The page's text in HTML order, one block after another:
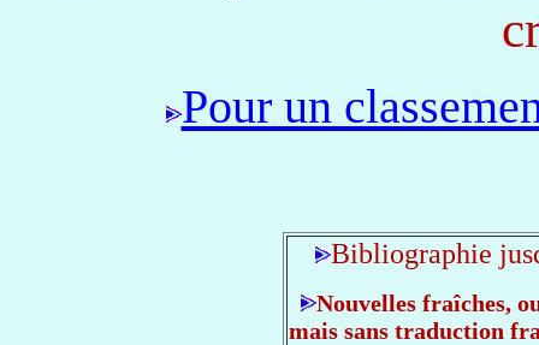
Pour un
Bibliographie
..
Nouvelles fraîches,
mais sans traduction